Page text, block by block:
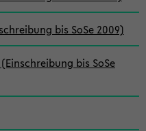
bis SoSe 2009)
bis SoSe